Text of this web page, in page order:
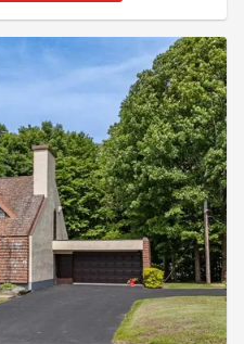
caractère, tranquillité,